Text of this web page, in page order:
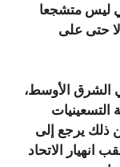
ليس متشجعا
حتى على
الشرق الأوسط،
التسعينيات
ذلك يرجع إلى
انهيار الاتحاد